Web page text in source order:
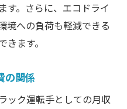
す。さらに、エコドライ
境への負荷も軽減できる
ます。
の関係
ック運転手としての月収